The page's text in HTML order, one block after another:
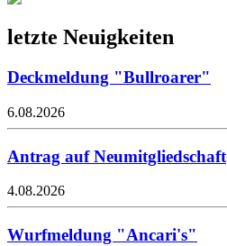
letzte Neuigkeiten
Deckmeldung "Bullroarer"
6.08.2026
Antrag auf Neumitgliedschaft
4.08.2026
Wurfmeldung "Ancari's"